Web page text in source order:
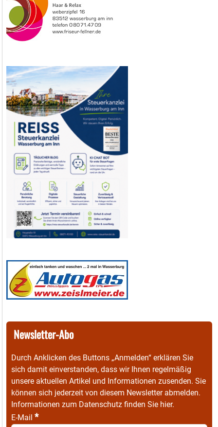
Newsletter-Abo
Durch Anklicken des Buttons „Anmelden“ erklären Sie
sich damit einverstanden, dass wir Ihnen regelmäßig
unsere aktuellen Artikel und Informationen zusenden. Sie
können sich jederzeit von diesem Newsletter abmelden.
Informationen zum Datenschutz finden Sie hier.
E-Mail *